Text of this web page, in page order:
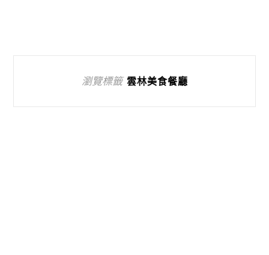
瀏覽標籤 雲林美食餐廳